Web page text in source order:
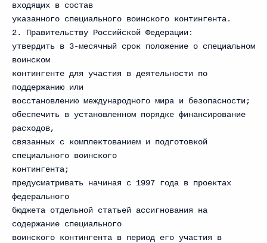
входящих в состав
указанного специального воинского контингента.
2. Правительству Российской Федерации:
утвердить в 3-месячный срок положение о специальном
воинском
контингенте для участия в деятельности по
поддержанию или
восстановлению международного мира и безопасности;
обеспечить в установленном порядке финансирование
расходов,
связанных с комплектованием и подготовкой
специального воинского
контингента;
предусматривать начиная с 1997 года в проектах
федерального
бюджета отдельной статьей ассигнования на
содержание специального
воинского контингента в период его участия в